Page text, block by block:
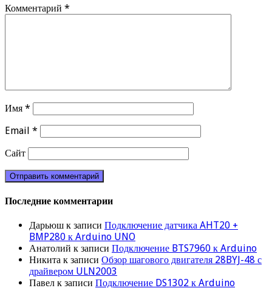
Комментарий *
Имя *
Email *
Сайт
Последние комментарии
Дарьюш к записи Подключение датчика AHT20 +
BMP280 к Arduino UNO
Анатолий к записи Подключение BTS7960 к Arduino
Никита к записи Обзор шагового двигателя 28BYJ-48 с
драйвером ULN2003
Павел к записи Подключение DS1302 к Arduino